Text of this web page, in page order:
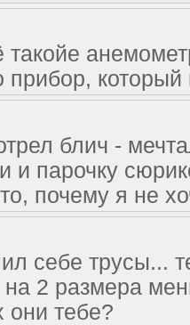
такойе
прибор,
блич -
и парочку
почему я не
себе трусы...
на 2 размера
они тебе?